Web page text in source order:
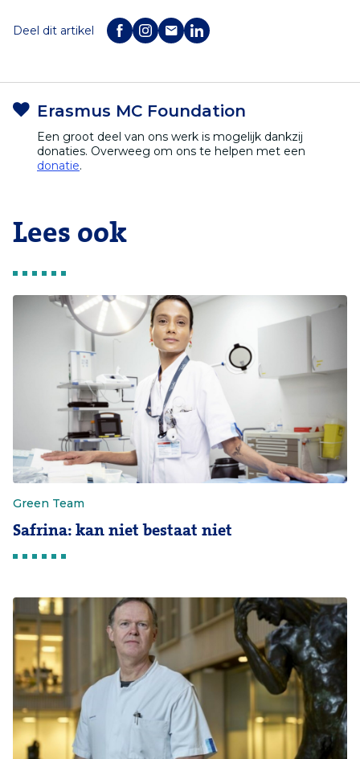
Deel dit artikel
Erasmus MC Foundation
Een groot deel van ons werk is mogelijk dankzij
donaties. Overweeg om ons te helpen met een
donatie.
Lees ook
Green Team
Safrina: kan niet bestaat niet